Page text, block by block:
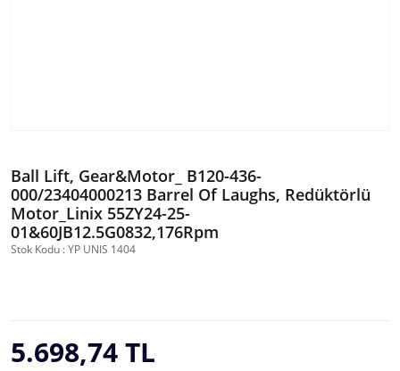
Ball Lift, Gear&Motor_ B120-436-
000/23404000213 Barrel Of Laughs, Redüktörlü
Motor_Linix 55ZY24-25-
01&60JB12.5G0832,176Rpm
Stok Kodu : YP UNIS 1404
5.698,74 TL